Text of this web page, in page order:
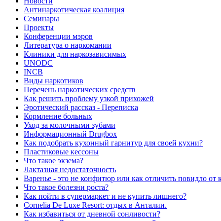
Антинаркотическая коалиция
Семинары
Проекты
Конференции мэров
Литература о наркомании
Клиники для наркозависимых
UNODC
INCB
Виды наркотиков
Перечень наркотических средств
Как решить проблему узкой прихожей
Эротический рассказ - Переписка
Кормление больных
Уход за молочными зубами
Информационный Drugbox
Как подобрать кухонный гарнитур для своей кухни?
Пластиковые кессоны
Что такое экзема?
Лактазная недостаточность
Варенье - это не конфитюр или как отличить повидло от
Что такое болезни роста?
Как пойти в супермаркет и не купить лишнего?
Сornelia De Luxe Resort: отдых в Анталии.
Как избавиться от дневной сонливости?